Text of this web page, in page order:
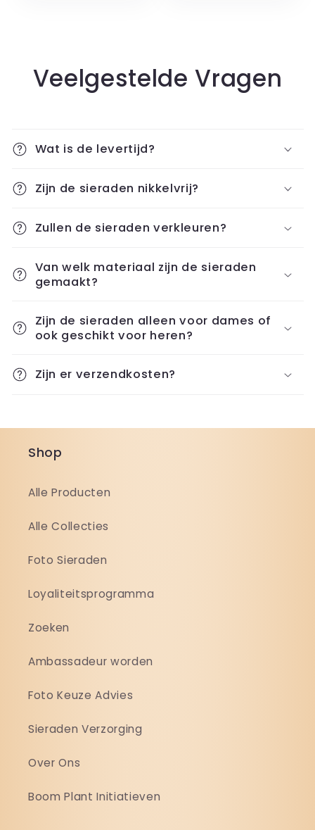
Veelgestelde Vragen
Wat is de levertijd?
Zijn de sieraden nikkelvrij?
Zullen de sieraden verkleuren?
Van welk materiaal zijn de sieraden
gemaakt?
Zijn de sieraden alleen voor dames of
ook geschikt voor heren?
Zijn er verzendkosten?
Shop
Alle Producten
Alle Collecties
Foto Sieraden
Loyaliteitsprogramma
Zoeken
Ambassadeur worden
Foto Keuze Advies
Sieraden Verzorging
Over Ons
Boom Plant Initiatieven